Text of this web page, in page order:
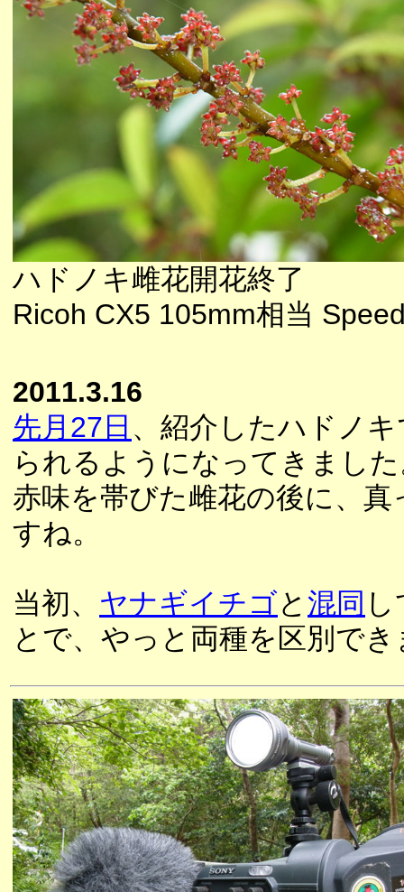
ハドノキ雌花開花終了
Ricoh CX5 105mm相当
2011.3.16
先月27日 、紹介したハドノ
られるようになってきまし
赤味を帯びた雌花の後に、
すね。
当初、 ヤナギイチゴと 混同
とで、やっと両種を区別で